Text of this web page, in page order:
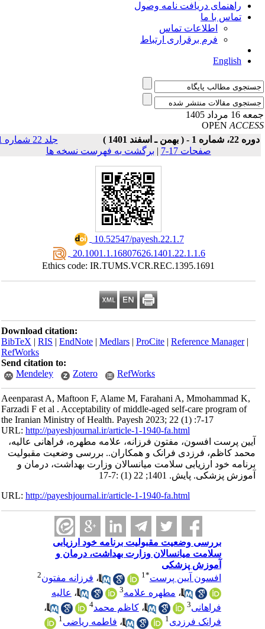
راهنمای دریافت نامه وصول
تماس با ما
اطلاعات تماس
فرم برقراری ارتباط
English
مرداد 1405
OPEN
شماره 1 - ( بهمن ـ اسفند 1401 )
جلد 22 شماره 1
صفحات 17-7
| برگشت به فهرست نسخه ها
‎ 10.52547/payesh.22.1.7
‎ 20.1001.1.16807626.1401.22.1.1.6
Ethics code: IR.TUMS.VCR.REC.1395.1691
Download citation:
BibTeX|RIS|EndNote|Medlars|ProCite|Reference Manager
RefWorks
Send citation to:
Mendeley
Zotero RefWorks
Aeenparast A, Maftoon F, Alame M, Farahani A, Mmohammad K,
Farzadi F et al . Acceptability of middle-aged self-care program of
the Iranian Ministry of Health. Payesh 2023; 22 (1) :7-17
URL:http://payeshjournal.ir/article-1-1940-fa.html
آیین پرست افسون، مفتون فرزانه، علامه مطهره، فراهانی عالیه،
محمد کاظم، فرزدی فرانک و همکاران.. بررسی وضعیت مقبولیت
برنامه خود ارزیابی سلامت میانسالان وزارت بهداشت، درمان و
آموزش پزشکی. پایش. 1401; 22 (1) :7-17
URL:http://payeshjournal.ir/article-1-1940-fa.html
بررسی وضعیت مقبولیت برنامه خود ارزیابی
سلامت میانسالان وزارت بهداشت، درمان و
آموزش پزشکی
افسون آیین پرست*
1 ،فرزانه مفتون 2
،مطهره علامه ،عالیه
فراهانی
،کاظم محمد
،
فرانک فرزدی
،فاطمه ریاضی